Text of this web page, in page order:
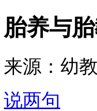
胎养与
来源：幼
说两句